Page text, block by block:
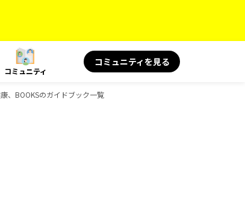
コミュニティ
コミュニティを見る
、BOOKSのガイドブック一覧